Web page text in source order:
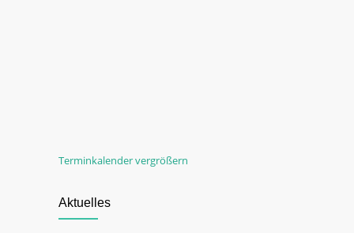
Terminkalender vergrößern
Aktuelles